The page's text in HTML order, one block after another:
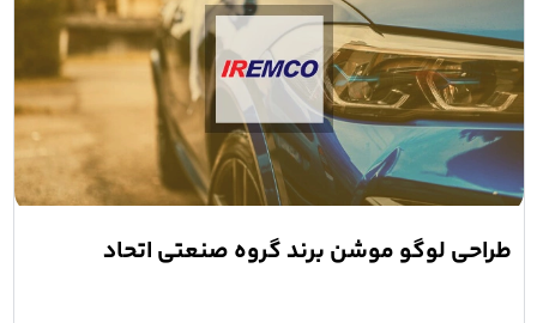
طراحی لوگو موشن برند گروه صنعتی اتحاد